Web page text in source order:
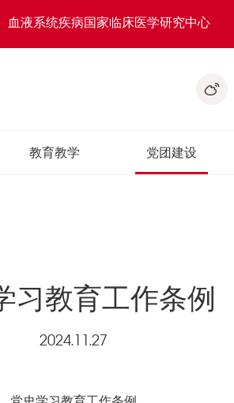
血液系统疾病国家临床医学研究中心
教育教学 党团建设
习教育工作条例
2024.11.27